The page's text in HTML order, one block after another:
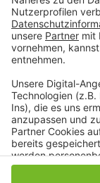
Anzeige
Anzeige